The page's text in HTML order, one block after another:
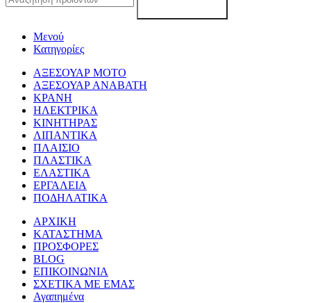
Μενού
Κατηγορίες
ΑΞΕΣΟΥΑΡ ΜΟΤΟ
ΑΞΕΣΟΥΑΡ ΑΝΑΒΑΤΗ
ΚΡΑΝΗ
ΗΛΕΚΤΡΙΚΑ
ΚΙΝΗΤΗΡΑΣ
ΛΙΠΑΝΤΙΚΑ
ΠΛΑΙΣΙΟ
ΠΛΑΣΤΙΚΑ
ΕΛΑΣΤΙΚΑ
ΕΡΓΑΛΕΙΑ
ΠΟΔΗΛΑΤΙΚΑ
ΑΡΧΙΚΗ
ΚΑΤΑΣΤΗΜΑ
ΠΡΟΣΦΟΡΕΣ
BLOG
ΕΠΙΚΟΙΝΩΝΙΑ
ΣΧΕΤΙΚΑ ΜΕ ΕΜΑΣ
Αγαπημένα